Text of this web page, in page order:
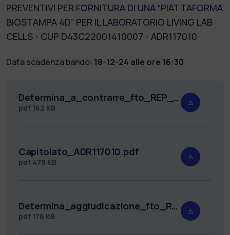
PREVENTIVI PER FORNITURA DI UNA “PIATTAFORMA
BIOSTAMPA 4D” PER IL LABORATORIO LIVING LAB
CELLS - CUP D43C22001410007 - ADR117010
Data scadenza bando: 18-12-24 alle ore 16:30
Determina_a_contrarre_fto_REP_18545_ADR117010.pdf
pdf 162 KB
Capitolato_ADR117010.pdf
pdf 479 KB
Determina_aggiudicazione_fto_REP_135_RDA117010.pdf
pdf 176 KB